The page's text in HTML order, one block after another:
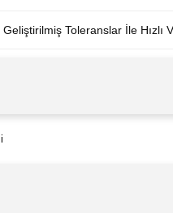
Geliştirilmiş Toleranslar İle Hızlı